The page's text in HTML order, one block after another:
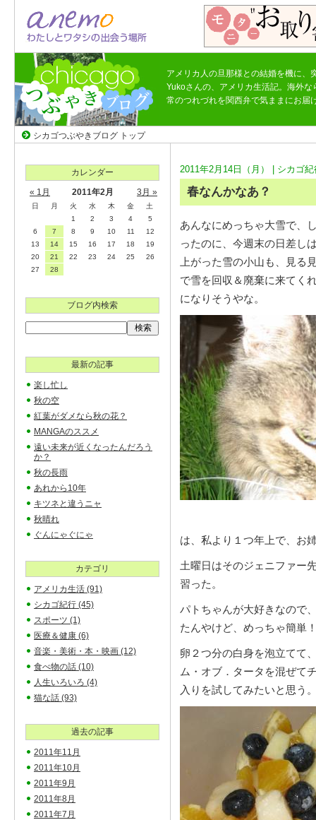
アメリカ人の旦那様との結婚を機に、
Yukoさんの、アメリカ生活記。海外
常のつれづれを関西弁で気ままにお届
シカゴつぶやきブログ トップ
2011年2月14日（月） | シカゴ紀
春なんかなあ？
あんなにめっちゃ大雪で、
ったのに、今週末の日差し
上がった雪の小山も、見る
で雪を回収＆廃棄に来てく
になりそうやな。
は、私より１つ年上で、お
土曜日はそのジェニファー
習った。
パトちゃんが大好きなので
たんやけど、めっちゃ簡単
卵２つ分の白身を泡立てて
ム・オブ．タータを混ぜて
入りを試してみたいと思う
カレンダー
« 1月
2011年2月 3月 »
日 月 火 水 木 金
土
1
2 3 4
5
6
7 8 9 10 11
12
13
14 15 16 17 18
19
20
21 22 23 24 25
26
27
28
ブログ内検索
最新の記事
楽し忙し
秋の空
紅葉がダメなら秋の花？
MANGAのススメ
遠い未来が近くなったんだろう
か？
秋の長雨
あれから10年
キツネと違うニャ
秋晴れ
ぐんにゃぐにゃ
カテゴリ
アメリカ生活 (91)
シカゴ紀行 (45)
スポーツ (1)
医療＆健康 (6)
音楽・美術・本・映画 (12)
食べ物の話 (10)
人生いろいろ (4)
猫な話 (93)
過去の記事
2011年11月
2011年10月
2011年9月
2011年8月
2011年7月